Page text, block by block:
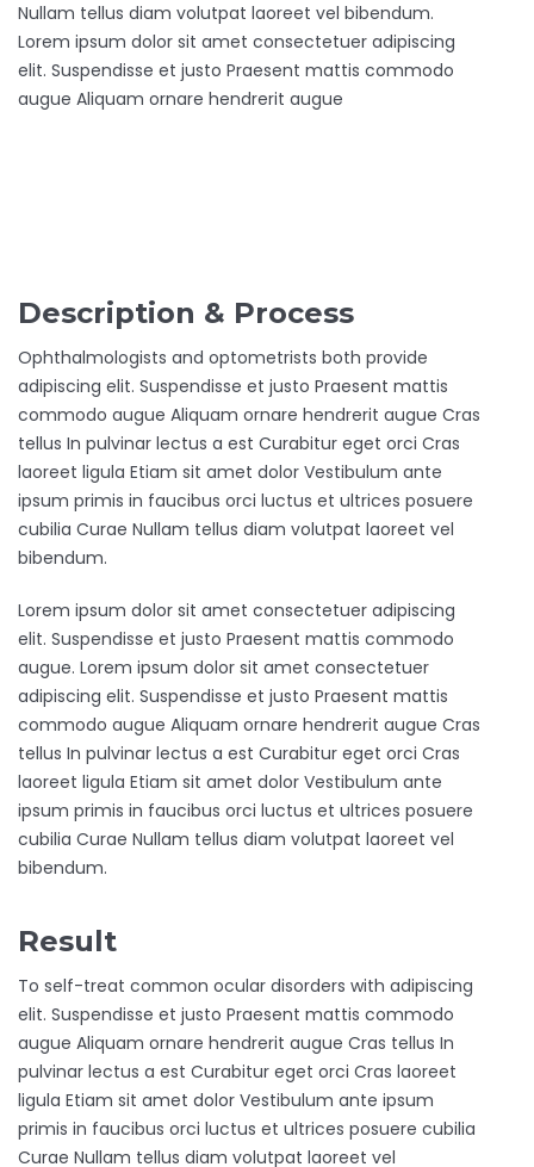
Nullam tellus diam volutpat laoreet vel bibendum.
Lorem ipsum dolor sit amet consectetuer adipiscing
elit. Suspendisse et justo Praesent mattis commodo
augue Aliquam ornare hendrerit augue
Description & Process
Ophthalmologists and optometrists both provide
adipiscing elit. Suspendisse et justo Praesent mattis
commodo augue Aliquam ornare hendrerit augue Cras
tellus In pulvinar lectus a est Curabitur eget orci Cras
laoreet ligula Etiam sit amet dolor Vestibulum ante
ipsum primis in faucibus orci luctus et ultrices posuere
cubilia Curae Nullam tellus diam volutpat laoreet vel
bibendum.
Lorem ipsum dolor sit amet consectetuer adipiscing
elit. Suspendisse et justo Praesent mattis commodo
augue. Lorem ipsum dolor sit amet consectetuer
adipiscing elit. Suspendisse et justo Praesent mattis
commodo augue Aliquam ornare hendrerit augue Cras
tellus In pulvinar lectus a est Curabitur eget orci Cras
laoreet ligula Etiam sit amet dolor Vestibulum ante
ipsum primis in faucibus orci luctus et ultrices posuere
cubilia Curae Nullam tellus diam volutpat laoreet vel
bibendum.
Result
To self-treat common ocular disorders with adipiscing
elit. Suspendisse et justo Praesent mattis commodo
augue Aliquam ornare hendrerit augue Cras tellus In
pulvinar lectus a est Curabitur eget orci Cras laoreet
ligula Etiam sit amet dolor Vestibulum ante ipsum
primis in faucibus orci luctus et ultrices posuere cubilia
Curae Nullam tellus diam volutpat laoreet vel